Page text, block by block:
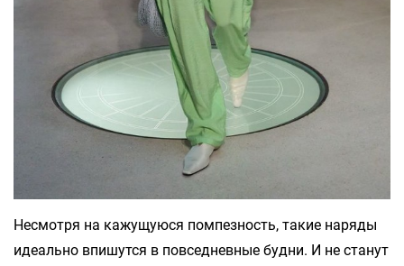
Несмотря на кажущуюся помпезность, такие наряды
идеально впишутся в повседневные будни. И не станут